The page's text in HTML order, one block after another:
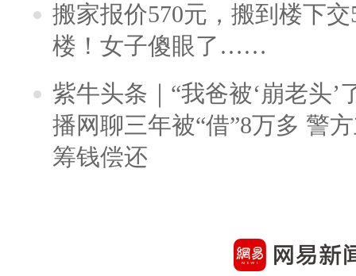
搬家报价570元，搬到楼下
楼！女子傻眼了……
紫牛头条｜“我爸被‘崩老头’
播网聊三年被“借”8万多 警
筹钱偿还